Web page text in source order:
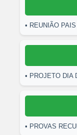
• REUNIÃO PAIS
• PROJETO DIA
• PROVAS